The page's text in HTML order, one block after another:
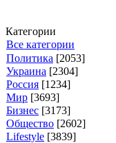
Категории
Все категории
Политика [2053]
Украина [2304]
Россия [1234]
Мир [3693]
Бизнес [3173]
Общество [2602]
Lifestyle [3839]